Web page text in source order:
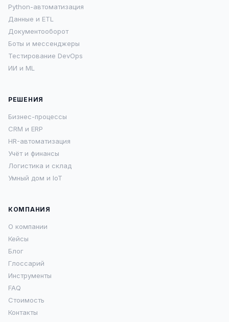
Python-автоматизация
Данные и ETL
Документооборот
Боты и мессенджеры
Тестирование DevOps
ИИ и ML
РЕШЕНИЯ
Бизнес-процессы
CRM и ERP
HR-автоматизация
Учёт и финансы
Логистика и склад
Умный дом и IoT
КОМПАНИЯ
О компании
Кейсы
Блог
Глоссарий
Инструменты
FAQ
Стоимость
Контакты